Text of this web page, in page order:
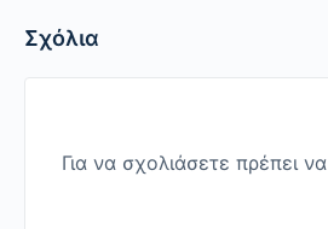
Σχόλια
Για να σχολιάσετε πρέπει να